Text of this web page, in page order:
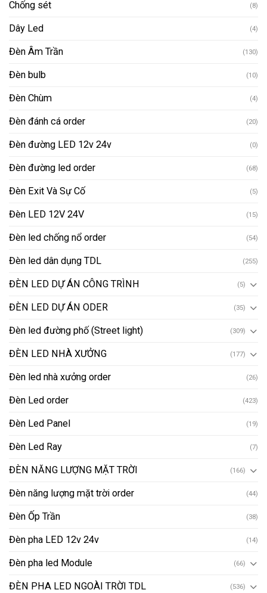
Chống sét (8)
Dây Led (4)
Đèn Âm Trần (130)
Đèn bulb (10)
Đèn Chùm (4)
Đèn đánh cá order (20)
Đèn đường LED 12v 24v (0)
Đèn đường led order (68)
Đèn Exit Và Sự Cố (5)
Đèn LED 12V 24V (15)
Đèn led chống nổ order (54)
Đèn led dân dụng TDL (255)
ĐÈN LED DỰ ÁN CÔNG TRÌNH (5)
ĐÈN LED DỰ ÁN ODER (35)
Đèn led đường phố (Street light) (309)
ĐÈN LED NHÀ XƯỞNG (177)
Đèn led nhà xưởng order (26)
Đèn Led order (423)
Đèn Led Panel (19)
Đèn Led Ray (7)
ĐÈN NĂNG LƯỢNG MẶT TRỜI (166)
Đèn năng lượng mặt trời order (44)
Đèn Ốp Trần (38)
Đèn pha LED 12v 24v (14)
Đèn pha led Module (66)
ĐÈN PHA LED NGOÀI TRỜI TDL (536)